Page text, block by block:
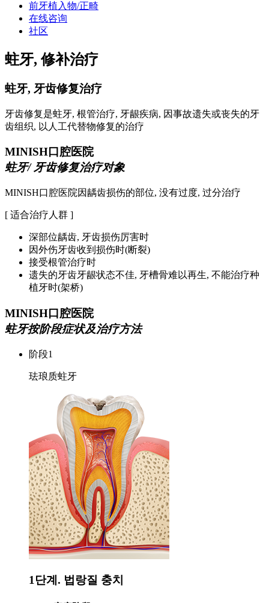
前牙植入物/正畸
在线咨询
社区
蛀牙, 修补治疗
蛀牙, 牙齿修复治疗
牙齿修复是蛀牙, 根管治疗, 牙龈疾病, 因事故遗失或丧失的牙
齿组织, 以人工代替物修复的治疗
MINISH口腔医院
蛀牙/ 牙齿修复治疗对象
MINISH口腔医院因龋齿损伤的部位, 没有过度, 过分治疗
[ 适合治疗人群 ]
深部位龋齿, 牙齿损伤厉害时
因外伤牙齿收到损伤时(断裂)
接受根管治疗时
遗失的牙齿牙龈状态不佳, 牙槽骨难以再生, 不能治疗种
植牙时(架桥)
MINISH口腔医院
蛀牙按阶段症状及治疗方法
阶段1
珐琅质蛀牙
1단계. 법랑질 충치